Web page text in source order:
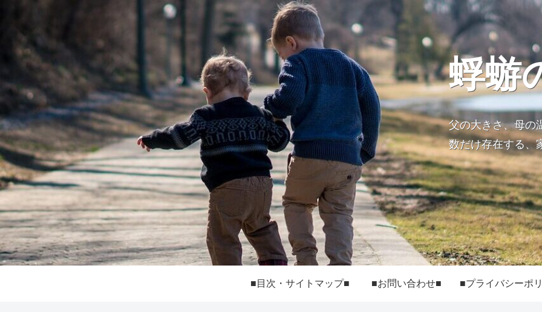
蜉蝣
父の大きさ、母の
数だけ存在する、
■目次・サイトマップ■ ■お問い合わせ■